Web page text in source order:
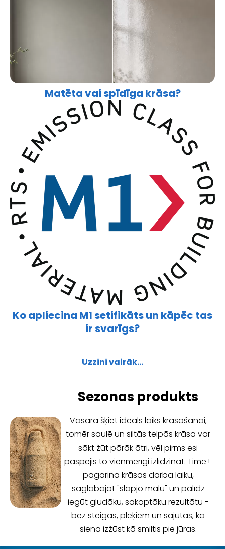
Matēta vai spīdīga krāsa?
Ko apliecina M1 setifikāts un kāpēc tas
ir svarīgs?
Uzzini vairāk...
Sezonas produkts
Vasara šķiet ideāls laiks krāsošanai,
tomēr saulē un siltās telpās krāsa var
sākt žūt pārāk ātri, vēl pirms esi
paspējis to vienmērīgi izlīdzināt. Time+
pagarina krāsas darba laiku,
saglabājot "slapjo malu" un palīdz
iegūt gludāku, sakoptāku rezultātu -
bez steigas, pleķiem un sajūtas, ka
siena izžūst kā smiltis pie jūras.